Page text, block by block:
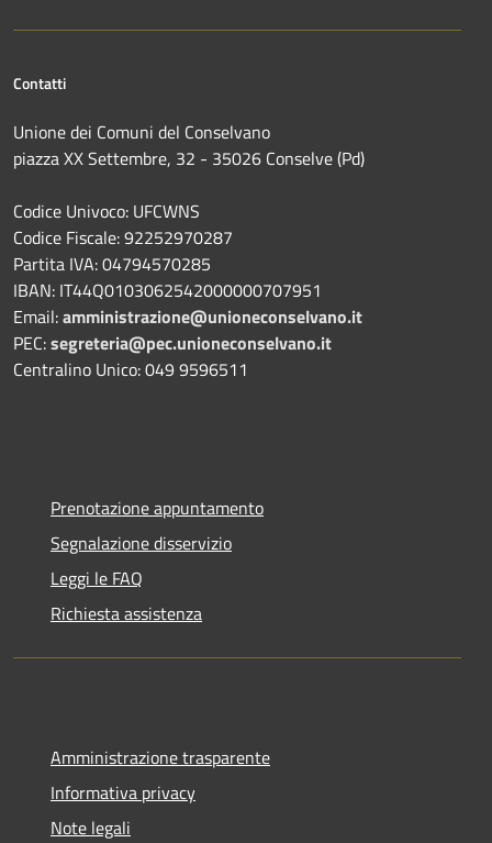
Contatti
Unione dei Comuni del Conselvano
piazza XX Settembre, 32 - 35026 Conselve (Pd)
Codice Univoco: UFCWNS
Codice Fiscale: 92252970287
Partita IVA: 04794570285
IBAN: IT44Q0103062542000000707951
Email:amministrazione@unioneconselvano.it
PEC:segreteria@pec.unioneconselvano.it
Centralino Unico: 049 9596511
Prenotazione appuntamento
Segnalazione disservizio
Leggi le FAQ
Richiesta assistenza
Amministrazione trasparente
Informativa privacy
Note legali